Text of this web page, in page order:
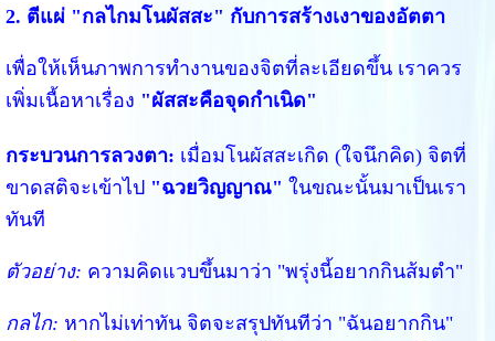
2. ตีแผ่ "กลไกมโนผัสสะ" กับการสร้างเงาของอัตตา
เพื่อให้เห็นภาพการทำงานของจิตที่ละเอียดขึ้น เราควร
เพิ่มเนื้อหาเรื่อง "ผัสสะคือจุดกำเนิด"
กระบวนการลวงตา: เมื่อมโนผัสสะเกิด (ใจนึกคิด) จิตที่
ขาดสติจะเข้าไป "ฉวยวิญญาณ" ในขณะนั้นมาเป็นเรา
ทันที
ตัวอย่าง: ความคิดแวบขึ้นมาว่า "พรุ่งนี้อยากกินส้มตำ"
กลไก: หากไม่เท่าทัน จิตจะสรุปทันทีว่า "ฉันอยากกิน"